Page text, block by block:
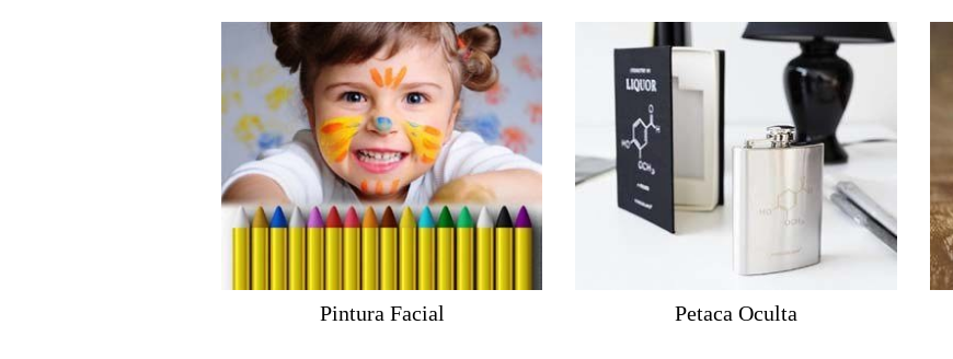
Pintura Facial Petaca Oculta